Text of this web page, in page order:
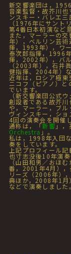
新交響楽団は，
音楽監督・故芥川
ンスキー・バレエ
（1976年にサント
第4番日本初演など
また，マーラーの
年），ベルリン芸
揮，1993年），ワ
泰次郎指揮，1996
揮，2002年），バ
（2003年），石井
健指揮、2004年）
近年は，ロシア極
ニコフ（ピアノ）と
でいます。
（新交響楽団公式
創設者である故芥
や，マーラー，ブ
ヴィンスキー，シ
4回の演奏会を開催
通称は，「新響」，
Orchestra 」。
私は，1998年入団
奏をしています。
上記プロフィール
也寸志没後10年演
（山田和男／おほ
番，2001年4月）
リーズ（2006年）
典ほか，2008年1
などで演奏しました。